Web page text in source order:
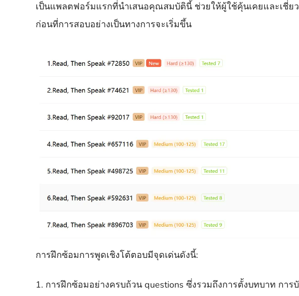
เป็นแพลตฟอร์มแรกที่นำเสนอคุณสมบัตินี้ ช่วยให้ผู้ใช้คุ้นเคยและเชี่ย
ก่อนที่การสอบอย่างเป็นทางการจะเริ่มขึ้น
การฝึกซ้อมการพูดเชิงโต้ตอบมีจุดเด่นดังนี้:
1. การฝึกซ้อมอย่างครบถ้วน questions ซึ่งรวมถึงการตั้งบทบาท กา